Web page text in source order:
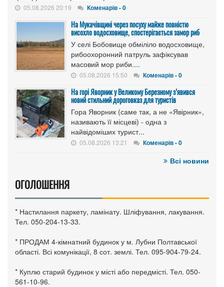
05.08.2026 20:19 Коменарів - 0
На Мукачівщині через посуху майже повністю
висохло водосховище, спостерігається замор риб
У селі Бобовище обміліло водосховище,
рибоохоронний патруль зафіксував
масовий мор риби....
05.08.2026 15:50 Коменарів - 0
На горі Яворник у Великому Березному з’явився
новий стильний дороговказ для туристів
Гора Яворник (саме так, а не «Явірник»,
називають її місцеві) - одна з
найвідоміших турист...
05.08.2026 13:21 Коменарів - 0
Всі новини
ОГОЛОШЕННЯ
* Настилання паркету, ламінату. Шліфування, лакування.
Тел. 050-204-13-33.
* ПРОДАМ 4-кімнатний будинок у м. Лубни Полтавської
області. Всі комунікації, 8 сот. землі. Тел. 095-904-79-24.
* Куплю старий будинок у місті або передмісті. Тел. 050-
561-10-96.